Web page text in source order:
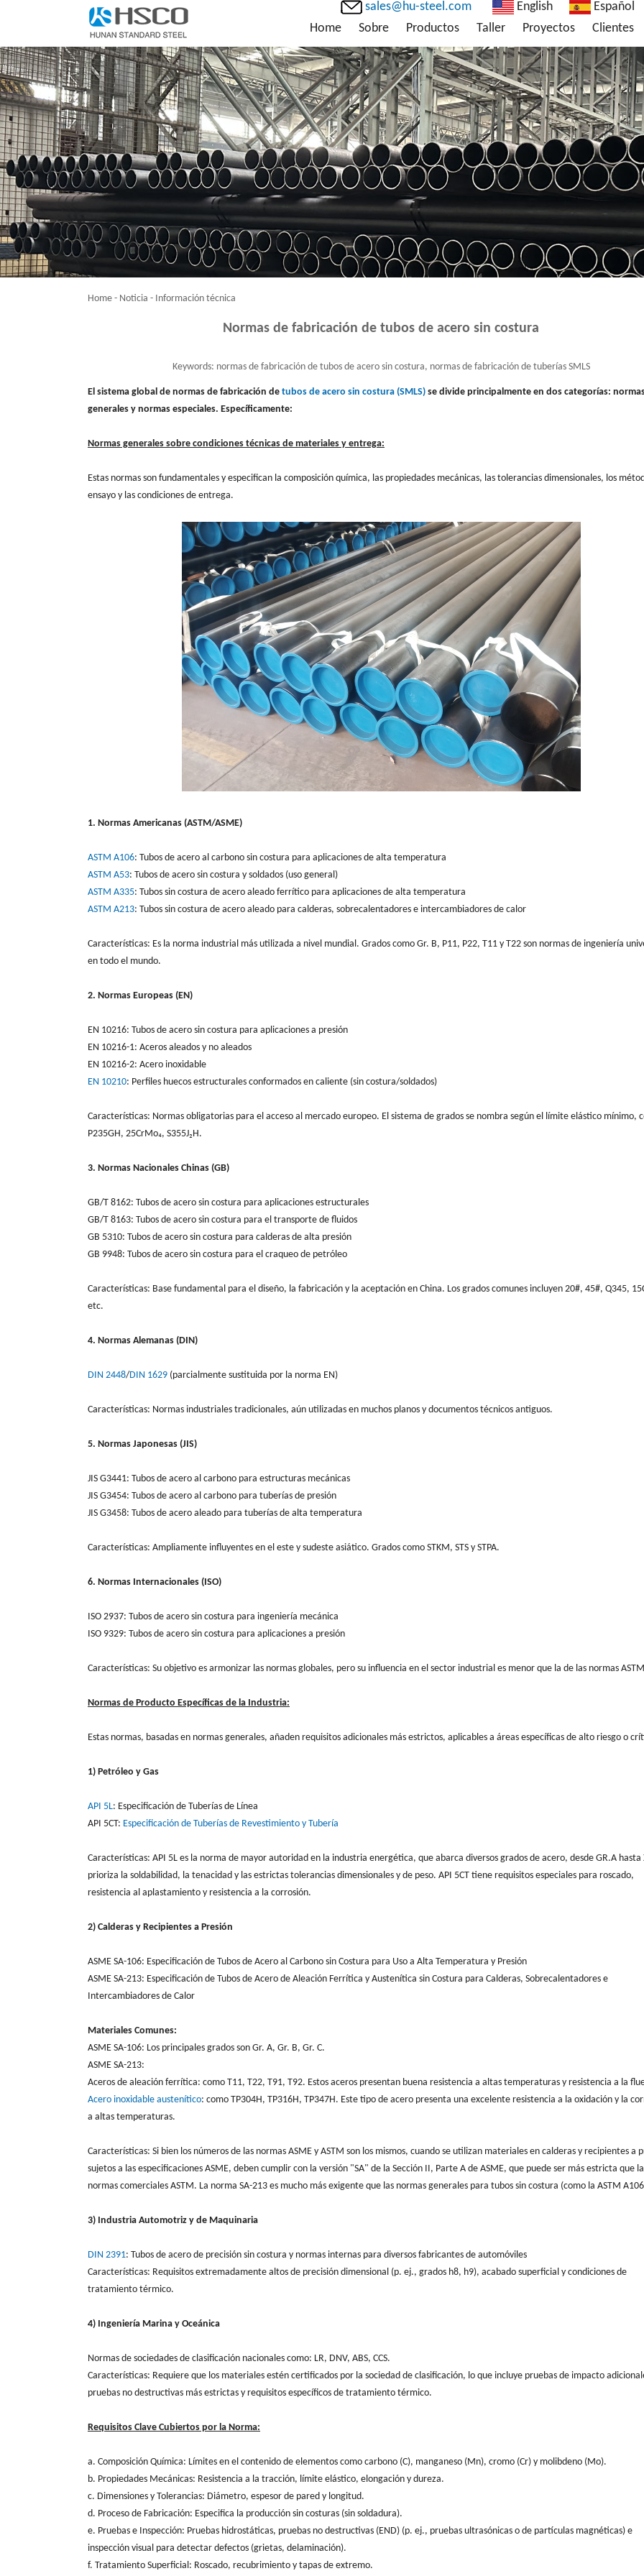
sales@hu-steel.com English
Español
Home
Sobre Productos Taller Proyectos Clientes
Home - Noticia - Información técnica
Normas de fabricación de tubos de acero sin costura
Keywords: normas de fabricación de tubos de acero sin costura, normas de fabricación de tuberías SMLS
El sistema global de normas de fabricación de tubos de acero sin costura (SMLS) se divide principalmente en dos categorías:
generales y normas especiales. Específicamente:
Normas generales sobre condiciones técnicas de materiales y entrega:
Estas normas son fundamentales y especifican la composición química, las propiedades mecánicas, las tolerancias dimensionales, los
ensayo y las condiciones de entrega.
1. Normas Americanas (ASTM/ASME)
ASTM A106: Tubos de acero al carbono sin costura para aplicaciones de alta temperatura
ASTM A53: Tubos de acero sin costura y soldados (uso general)
ASTM A335: Tubos sin costura de acero aleado ferrítico para aplicaciones de alta temperatura
ASTM A213: Tubos sin costura de acero aleado para calderas, sobrecalentadores e intercambiadores de calor
Características: Es la norma industrial más utilizada a nivel mundial. Grados como Gr. B, P11, P22, T11 y T22 son normas de ingeniería
en todo el mundo.
2. Normas Europeas (EN)
EN 10216: Tubos de acero sin costura para aplicaciones a presión
EN 10216-1: Aceros aleados y no aleados
EN 10216-2: Acero inoxidable
EN 10210: Perfiles huecos estructurales conformados en caliente (sin costura/soldados)
Características: Normas obligatorias para el acceso al mercado europeo. El sistema de grados se nombra según el límite elástico mínimo,
P235GH, 25CrMo₄, S355J₂H.
3. Normas Nacionales Chinas (GB)
GB/T 8162: Tubos de acero sin costura para aplicaciones estructurales
GB/T 8163: Tubos de acero sin costura para el transporte de fluidos
GB 5310: Tubos de acero sin costura para calderas de alta presión
GB 9948: Tubos de acero sin costura para el craqueo de petróleo
Características: Base fundamental para el diseño, la fabricación y la aceptación en China. Los grados comunes incluyen 20#, 45#, Q345,
etc.
4. Normas Alemanas (DIN)
DIN 2448/DIN 1629 (parcialmente sustituida por la norma EN)
Características: Normas industriales tradicionales, aún utilizadas en muchos planos y documentos técnicos antiguos.
5. Normas Japonesas (JIS)
JIS G3441: Tubos de acero al carbono para estructuras mecánicas
JIS G3454: Tubos de acero al carbono para tuberías de presión
JIS G3458: Tubos de acero aleado para tuberías de alta temperatura
Características: Ampliamente influyentes en el este y sudeste asiático. Grados como STKM, STS y STPA.
6. Normas Internacionales (ISO)
ISO 2937: Tubos de acero sin costura para ingeniería mecánica
ISO 9329: Tubos de acero sin costura para aplicaciones a presión
Características: Su objetivo es armonizar las normas globales, pero su influencia en el sector industrial es menor que la de las normas
Normas de Producto Específicas de la Industria:
Estas normas, basadas en normas generales, añaden requisitos adicionales más estrictos, aplicables a áreas específicas de alto riesgo o
1) Petróleo y Gas
API 5L: Especificación de Tuberías de Línea
API 5CT: Especificación de Tuberías de Revestimiento y Tubería
Características: API 5L es la norma de mayor autoridad en la industria energética, que abarca diversos grados de acero, desde GR.A hasta
prioriza la soldabilidad, la tenacidad y las estrictas tolerancias dimensionales y de peso. API 5CT tiene requisitos especiales para roscado,
resistencia al aplastamiento y resistencia a la corrosión.
2) Calderas y Recipientes a Presión
ASME SA-106: Especificación de Tubos de Acero al Carbono sin Costura para Uso a Alta Temperatura y Presión
ASME SA-213: Especificación de Tubos de Acero de Aleación Ferrítica y Austenítica sin Costura para Calderas, Sobrecalentadores e
Intercambiadores de Calor
Materiales Comunes:
ASME SA-106: Los principales grados son Gr. A, Gr. B, Gr. C.
ASME SA-213:
Aceros de aleación ferrítica: como T11, T22, T91, T92. Estos aceros presentan buena resistencia a altas temperaturas y resistencia a la
Acero inoxidable austenítico: como TP304H, TP316H, TP347H. Este tipo de acero presenta una excelente resistencia a la oxidación y la
a altas temperaturas.
Características: Si bien los números de las normas ASME y ASTM son los mismos, cuando se utilizan materiales en calderas y recipientes a
sujetos a las especificaciones ASME, deben cumplir con la versión "SA" de la Sección II, Parte A de ASME, que puede ser más estricta que
normas comerciales ASTM. La norma SA-213 es mucho más exigente que las normas generales para tubos sin costura (como la ASTM
3) Industria Automotriz y de Maquinaria
DIN 2391: Tubos de acero de precisión sin costura y normas internas para diversos fabricantes de automóviles
Características: Requisitos extremadamente altos de precisión dimensional (p. ej., grados h8, h9), acabado superficial y condiciones de
tratamiento térmico.
4) Ingeniería Marina y Oceánica
Normas de sociedades de clasificación nacionales como: LR, DNV, ABS, CCS.
Características: Requiere que los materiales estén certificados por la sociedad de clasificación, lo que incluye pruebas de impacto
pruebas no destructivas más estrictas y requisitos específicos de tratamiento térmico.
Requisitos Clave Cubiertos por la Norma:
a. Composición Química: Límites en el contenido de elementos como carbono (C), manganeso (Mn), cromo (Cr) y molibdeno (Mo).
b. Propiedades Mecánicas: Resistencia a la tracción, límite elástico, elongación y dureza.
c. Dimensiones y Tolerancias: Diámetro, espesor de pared y longitud.
d. Proceso de Fabricación: Especifica la producción sin costuras (sin soldadura).
e. Pruebas e Inspección: Pruebas hidrostáticas, pruebas no destructivas (END) (p. ej., pruebas ultrasónicas o de partículas magnéticas) e
inspección visual para detectar defectos (grietas, delaminación).
f. Tratamiento Superficial: Roscado, recubrimiento y tapas de extremo.